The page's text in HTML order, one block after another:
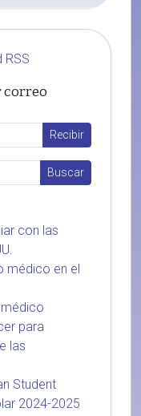
RSS
correo
con las
médico en el
para
las
Student
2024-2025